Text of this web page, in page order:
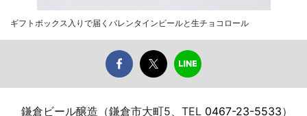
ギフトボックス入りで届くバレンタインビールと生チョコロール
鎌倉ビール醸造（鎌倉市大町5、TEL 0467-23-5533）